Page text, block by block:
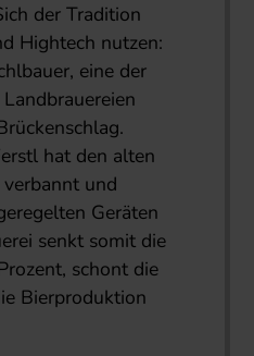
der Tradition
Hightech nutzen:
eine der
hat den alten
und
Geräten
senkt somit die
schont die
Bierproduktion